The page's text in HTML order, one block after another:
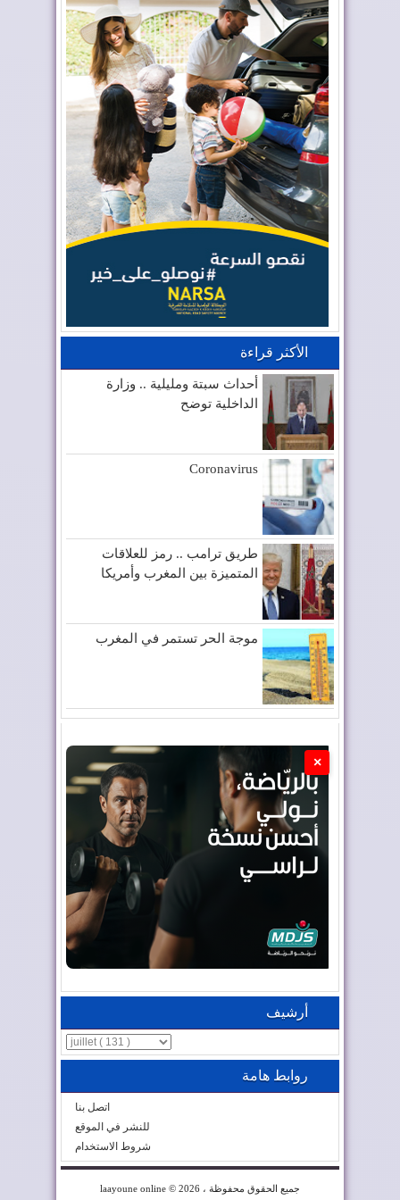
الأكثر قراءة
أحداث سبتة ومليلية .. وزارة
الداخلية توضح
Coronavirus
طريق ترامب .. رمز للعلاقات
المتميزة بين المغرب وأمريكا
موجة الحر تستمر في المغرب
×
أرشيف
روابط هامة
اتصل بنا
للنشر في الموقع
شروط الاستخدام
laayoune online © 2026 ، جميع الحقوق محفوظة